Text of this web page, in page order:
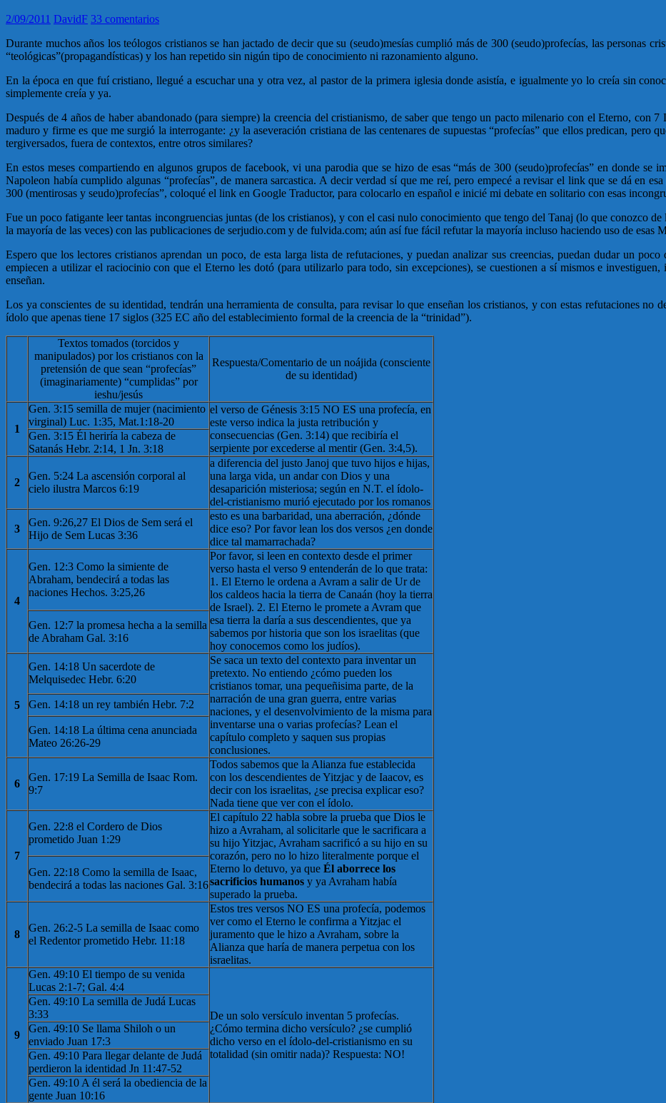
2/09/2011 DavidF 33 comentarios
Durante muchos años los teólogos cristianos se han jactado de decir que su (seudo)mesías cumplió más de 300 (seudo)profecías, las personas
“teológicas”(propagandísticas) y los han repetido sin nigún tipo de conocimiento ni razonamiento alguno.
En la época en que fuí cristiano, llegué a escuchar una y otra vez, al pastor de la primera iglesia donde asistía, e igualmente yo lo creía sin
simplemente creía y ya.
Después de 4 años de haber abandonado (para siempre) la creencia del cristianismo, de saber que tengo un pacto milenario con el Eterno, con
maduro y firme es que me surgió la interrogante: ¿y la aseveración cristiana de las centenares de supuestas “profecías” que ellos predican, pero
tergiversados, fuera de contextos, entre otros similares?
En estos meses compartiendo en algunos grupos de facebook, vi una parodia que se hizo de esas “más de 300 (seudo)profecías” en donde se
Napoleon había cumplido algunas “profecías”, de manera sarcastica. A decir verdad sí que me reí, pero empecé a revisar el link que se dá en
300 (mentirosas y seudo)profecías”, coloqué el link en Google Traductor, para colocarlo en español e inicié mi debate en solitario con esas
Fue un poco fatigante leer tantas incongruencias juntas (de los cristianos), y con el casi nulo conocimiento que tengo del Tanaj (lo que conozco
la mayoría de las veces) con las publicaciones de serjudio.com y de fulvida.com; aún así fue fácil refutar la mayoría incluso haciendo uso de esas
Espero que los lectores cristianos aprendan un poco, de esta larga lista de refutaciones, y puedan analizar sus creencias, puedan dudar un
empiecen a utilizar el raciocinio con que el Eterno les dotó (para utilizarlo para todo, sin excepciones), se cuestionen a sí mismos e
enseñan.
Los ya conscientes de su identidad, tendrán una herramienta de consulta, para revisar lo que enseñan los cristianos, y con estas refutaciones no
ídolo que apenas tiene 17 siglos (325 EC año del establecimiento formal de la creencia de la “trinidad”).
Textos tomados (torcidos y
manipulados) por los cristianos con la
pretensión de que sean “profecías”
(imaginariamente) “cumplidas” por
ieshu/jesús
Respuesta/Comentario de un noájida (consciente
de su identidad)
1
Gen. 3:15 semilla de mujer (nacimiento
virginal) Luc. 1:35, Mat.1:18-20
el verso de Génesis 3:15 NO ES una profecía, en
este verso indica la justa retribución y
consecuencias (Gen. 3:14) que recibiría el
serpiente por excederse al mentir (Gen. 3:4,5).
Gen. 3:15 Él heriría la cabeza de
Satanás Hebr. 2:14, 1 Jn. 3:18
2
Gen. 5:24 La ascensión corporal al
cielo ilustra Marcos 6:19
a diferencia del justo Janoj que tuvo hijos e hijas,
una larga vida, un andar con Dios y una
desaparición misteriosa; según en N.T. el ídolo-
del-cristianismo murió ejecutado por los romanos
3
Gen. 9:26,27 El Dios de Sem será el
Hijo de Sem Lucas 3:36
esto es una barbaridad, una aberración, ¿dónde
dice eso? Por favor lean los dos versos ¿en donde
dice tal mamarrachada?
4
Gen. 12:3 Como la simiente de
Abraham, bendecirá a todas las
naciones Hechos. 3:25,26
Por favor, si leen en contexto desde el primer
verso hasta el verso 9 entenderán de lo que trata:
1. El Eterno le ordena a Avram a salir de Ur de
los caldeos hacia la tierra de Canaán (hoy la tierra
de Israel). 2. El Eterno le promete a Avram que
esa tierra la daría a sus descendientes, que ya
sabemos por historia que son los israelitas (que
hoy conocemos como los judíos).
Gen. 12:7 la promesa hecha a la semilla
de Abraham Gal. 3:16
5
Gen. 14:18 Un sacerdote de
Melquisedec Hebr. 6:20
Se saca un texto del contexto para inventar un
pretexto. No entiendo ¿cómo pueden los
cristianos tomar, una pequeñisima parte, de la
narración de una gran guerra, entre varias
naciones, y el desenvolvimiento de la misma para
inventarse una o varias profecías? Lean el
capítulo completo y saquen sus propias
conclusiones.
Gen. 14:18 un rey también Hebr. 7:2
Gen. 14:18 La última cena anunciada
Mateo 26:26-29
6
Gen. 17:19 La Semilla de Isaac Rom.
9:7
Todos sabemos que la Alianza fue establecida
con los descendientes de Yitzjac y de Iaacov, es
decir con los israelitas, ¿se precisa explicar eso?
Nada tiene que ver con el ídolo.
7
Gen. 22:8 el Cordero de Dios
prometido Juan 1:29
El capítulo 22 habla sobre la prueba que Dios le
hizo a Avraham, al solicitarle que le sacrificara a
su hijo Yitzjac, Avraham sacrificó a su hijo en su
corazón, pero no lo hizo literalmente porque el
Eterno lo detuvo, ya que Él aborrece los
sacrificios humanos y ya Avraham había
superado la prueba.
Gen. 22:18 Como la semilla de Isaac,
bendecirá a todas las naciones Gal. 3:16
8
Gen. 26:2-5 La semilla de Isaac como
el Redentor prometido Hebr. 11:18
Estos tres versos NO ES una profecía, podemos
ver como el Eterno le confirma a Yitzjac el
juramento que le hizo a Avraham, sobre la
Alianza que haría de manera perpetua con los
israelitas.
9
Gen. 49:10 El tiempo de su venida
Lucas 2:1-7; Gal. 4:4
De un solo versículo inventan 5 profecías.
¿Cómo termina dicho versículo? ¿se cumplió
dicho verso en el ídolo-del-cristianismo en su
totalidad (sin omitir nada)? Respuesta: NO!
Gen. 49:10 La semilla de Judá Lucas
3:33
Gen. 49:10 Se llama Shiloh o un
enviado Juan 17:3
Gen. 49:10 Para llegar delante de Judá
perdieron la identidad Jn 11:47-52
Gen. 49:10 A él será la obediencia de la
gente Juan 10:16